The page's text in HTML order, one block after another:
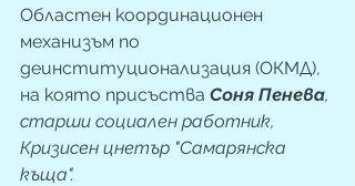
Областен координационен
механизъм по
деинституционализация (ОКМД),
на която присъства Соня Пенева,
старши социален работник,
Кризисен цнетър "Самарянска
къща".